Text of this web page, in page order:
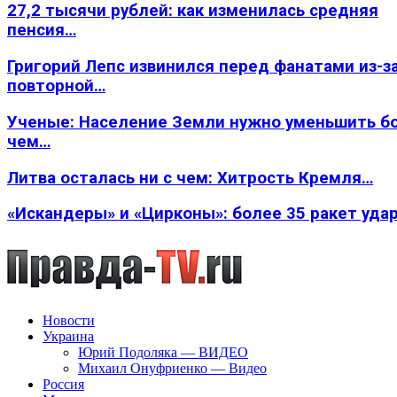
27,2 тысячи рублей: как изменилась средняя
пенсия…
Григорий Лепс извинился перед фанатами из-
повторной…
Ученые: Население Земли нужно уменьшить
чем…
Литва осталась ни с чем: Хитрость Кремля…
«Искандеры» и «Цирконы»: более 35 ракет
Новости
Украина
Юрий Подоляка — ВИДЕО
Михаил Онуфриенко — Видео
Россия